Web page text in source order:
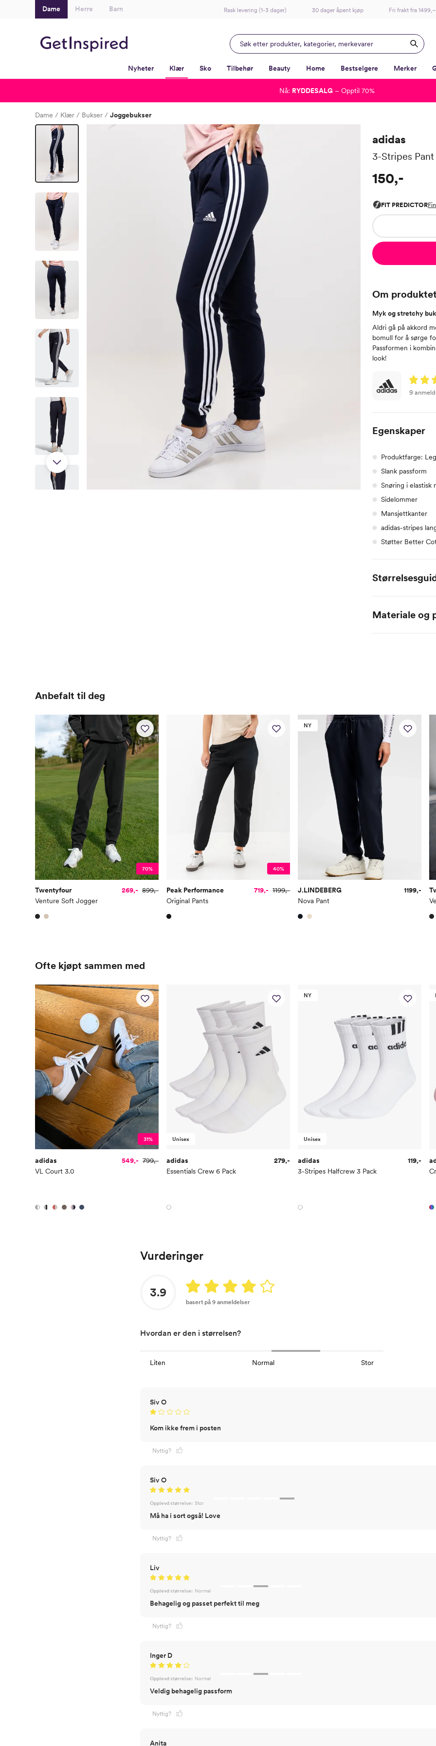
Dame Herre Barn Rask levering (1-3 dager) 30 dager åpent kjøp Fri frakt fra 1499,–
Nyheter Klær Sko Tilbehør Beauty Home Bestselgere Merker
Dame Klær Bukser Joggebukser
adidas
3-Stripes Pant
150,-
Om produktet
Myk og stretchy
Aldri gå på akkord
bomull for å sørge
Passformen i
look!
9
Egenskaper
Produktfarge:
Slank passform
Snøring i elastisk
Sidelommer
Mansjettkanter
adidas-stripes
Støtter Better
Bryst 75
Materiale og
Anbefalt til deg
70%
Twentyfour
Venture Soft Jogger
269,- 899,-
40%
Peak Performance
Original Pants
719,- 1199,-
NY
J.LINDEBERG
Nova Pant
1199,-
Ofte kjøpt sammen med
31%
adidas
VL Court 3.0
549,- 799,-
Unisex
adidas
Essentials Crew 6 Pack
279,-
NY
Unisex
adidas
3-Stripes Halfcrew 3 Pack
119,-
Vurderinger
3.9
basert på 9 anmeldelser
Hvordan er den i størrelsen?
Liten Normal Stor
Siv O
Kom ikke frem i posten
Nyttig?
Siv O
Opplevd størrelse: Stor
Må ha i sort også! Love
Nyttig?
Liv
Opplevd størrelse: Normal
Behagelig og passet perfekt til meg
Nyttig?
Inger D
Opplevd størrelse: Normal
Veldig behagelig passform
Nyttig?
Anita
Nå: RYDDESALG – Opptil 70%
-
-
-
-